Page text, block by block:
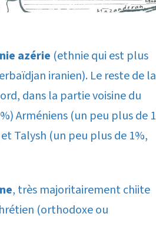
azérie (ethnie qui est plus
iranien). Le reste de la
dans la partie voisine du
Arméniens (un peu plus de 1
Talysh (un peu plus de 1%,
, très majoritairement chiite
(orthodoxe ou